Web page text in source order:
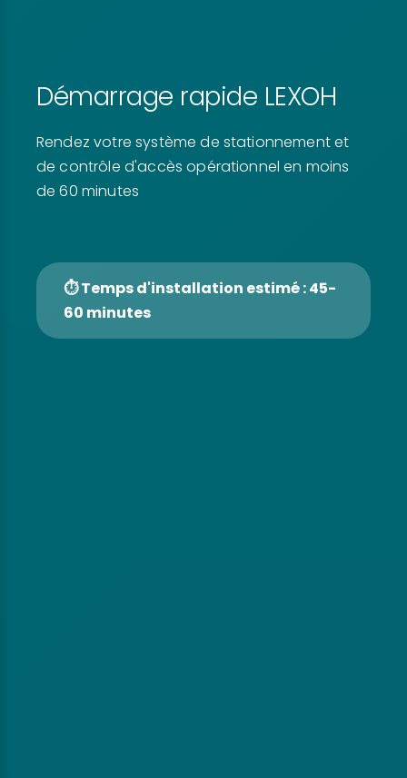
Démarrage rapide LEXOH
Rendez votre système de stationnement et
de contrôle d'accès opérationnel en moins
de 60 minutes
⏱ Temps d'installation estimé : 45-
60 minutes